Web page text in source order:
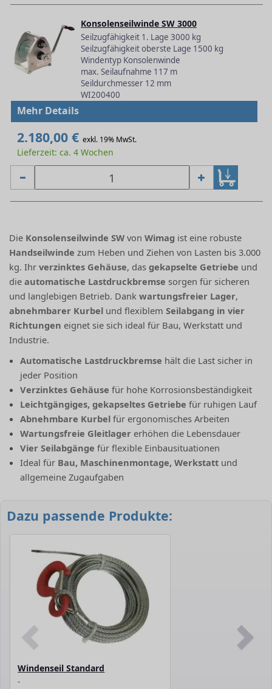
Konsolenseilwinde SW 3000
Seilzugfähigkeit 1. Lage 3000 kg
Seilzugfähigkeit oberste Lage 1500 kg
Windentyp Konsolenwinde
max. Seilaufnahme 117 m
Seildurchmesser 12 mm
WI200400
Mehr Details
2.180,00 € exkl. 19% MwSt.
Lieferzeit: ca. 4 Wochen
Die Konsolenseilwinde SW vonWimag ist eine robuste
Handseilwinde zum Heben und Ziehen von Lasten bis 3.000
kg. Ihrverzinktes Gehäuse, dasgekapselte Getriebe und
dieautomatische Lastdruckbremse sorgen für sicheren
und langlebigen Betrieb. Dankwartungsfreier Lager,
abnehmbarer Kurbel und flexiblemSeilabgang in vier
Richtungen eignet sie sich ideal für Bau, Werkstatt und
Industrie.
Automatische Lastdruckbremse hält die Last sicher in
jeder Position
Verzinktes Gehäuse für hohe Korrosionsbeständigkeit
Leichtgängiges, gekapseltes Getriebe für ruhigen Lauf
Abnehmbare Kurbel für ergonomisches Arbeiten
Wartungsfreie Gleitlager erhöhen die Lebensdauer
Vier Seilabgänge für flexible Einbausituationen
Ideal für Bau, Maschinenmontage, Werkstatt und
allgemeine Zugaufgaben
Dazu passende Produkte:
Windenseil Standard
-